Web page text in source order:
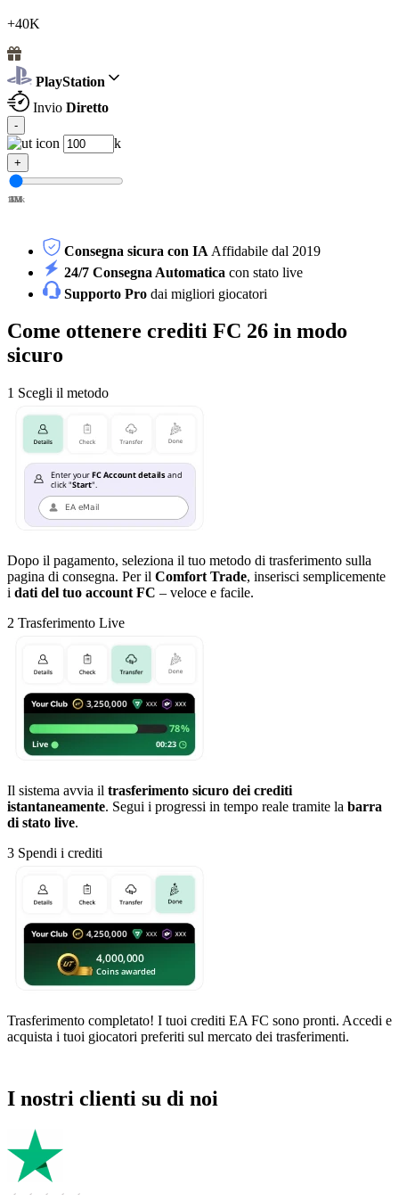
+40K
PlayStation
Invio Diretto
-
k
+
100k
1M
2M
3M
4M
5M
Consegna sicura con IA Affidabile dal 2019
24/7 Consegna Automatica con stato live
Supporto Pro dai migliori giocatori
Come ottenere crediti FC 26 in modo
sicuro
1 Scegli il metodo
Dopo il pagamento, seleziona il tuo metodo di trasferimento sulla
pagina di consegna. Per il Comfort Trade, inserisci semplicemente
i dati del tuo account FC – veloce e facile.
2 Trasferimento Live
Il sistema avvia il trasferimento sicuro dei crediti
istantaneamente. Segui i progressi in tempo reale tramite la barra
di stato live.
3 Spendi i crediti
Trasferimento completato! I tuoi crediti EA FC sono pronti. Accedi e
acquista i tuoi giocatori preferiti sul mercato dei trasferimenti.
I nostri clienti su di noi